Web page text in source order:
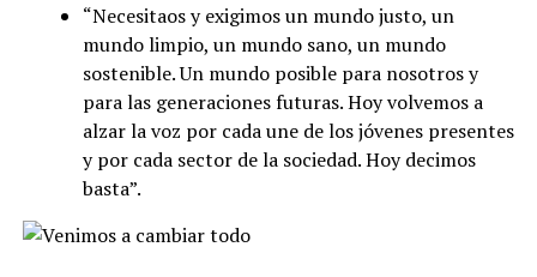
“Necesitaos y exigimos un mundo justo, un
mundo limpio, un mundo sano, un mundo
sostenible. Un mundo posible para nosotros y
para las generaciones futuras. Hoy volvemos a
alzar la voz por cada une de los jóvenes presentes
y por cada sector de la sociedad. Hoy decimos
basta”.